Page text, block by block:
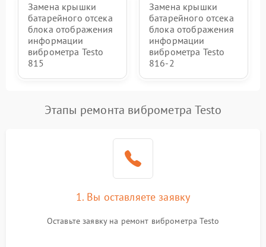
Замена крышки
батарейного отсека
блока отображения
информации
виброметра Testo
815
Замена крышки
батарейного отсека
блока отображения
информации
виброметра Testo
816-2
Этапы ремонта виброметра Testo
1. Вы оставляете заявку
Оставьте заявку на ремонт виброметра Testo